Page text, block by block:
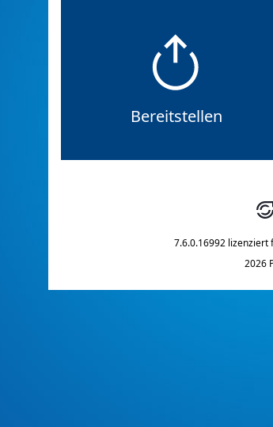
Bereitstellen
7.6.0.16992 lizenziert
2026